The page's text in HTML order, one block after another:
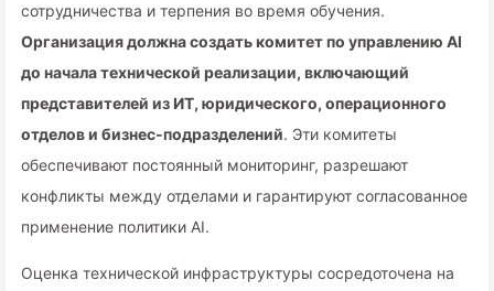
сотрудничества и терпения во время обучения.
Организация должна создать комитет по управлению AI
до начала технической реализации, включающий
представителей из ИТ, юридического, операционного
отделов и бизнес-подразделений. Эти комитеты
обеспечивают постоянный мониторинг, разрешают
конфликты между отделами и гарантируют согласованное
применение политики AI.
Оценка технической инфраструктуры сосредоточена на